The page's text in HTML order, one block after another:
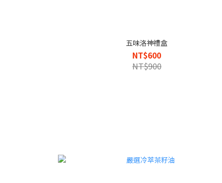
五味洛神禮盒
NT$600
NT$900